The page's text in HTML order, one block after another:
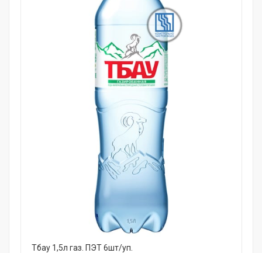
Тбау 1,5л газ. ПЭТ 6шт/уп.